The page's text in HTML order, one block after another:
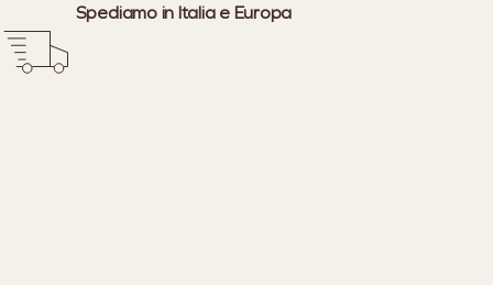
Spediamo in Italia e Europa